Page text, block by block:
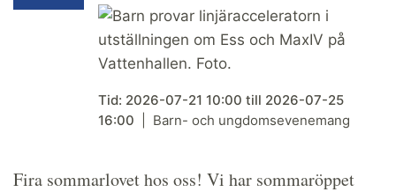
Tid: 2026-07-21 10:00 till 2026-07-25
16:00
Barn- och ungdomsevenemang
Fira sommarlovet hos oss! Vi har sommaröppet